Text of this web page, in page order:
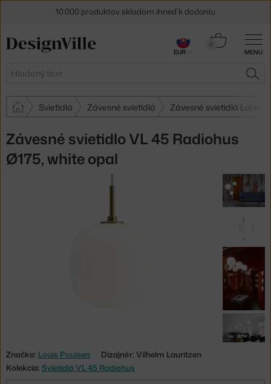
MENU
Hľadať
0
Košík
Svietidlá Závesné svietidlá Závesné svietidlá Louis
Závesné svietidlo VL 45 Radiohus
Ø175, white opal
Značka: Louis Poulsen
Dizajnér: Vilhelm Lauritzen
Kolekcia: Svietidlá VL 45 Radiohus
10.000 produktov skladom ihneď k dodaniu
30 dní na vrátenie tovaru
EUR